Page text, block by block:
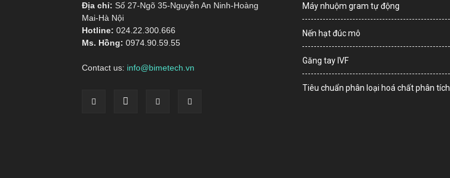
Địa chỉ: Số 27-Ngõ 35-Nguyễn An Ninh-Hoàng
Mai-Hà Nội
Hotline: 024.22.300.666
Ms. Hồng: 0974.90.59.55
Contact us: info@bimetech.vn
Máy nhuộm gram tự động
Nến hạt đúc mô
Găng tay IVF
Tiêu chuẩn phân loại hoá chất phân tích